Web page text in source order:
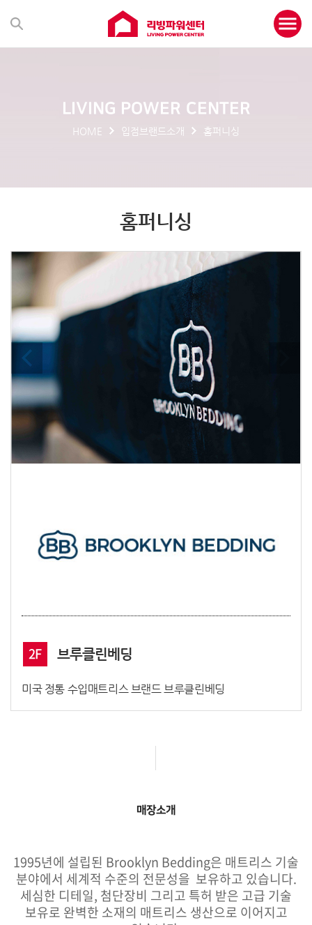
LIVING POWER CENTER
HOME 입점브랜드소개 홈퍼니싱
홈퍼니싱
2F 브루클린베딩
미국 정통 수입매트리스 브랜드 브루클린베딩
매장소개
1995년에 설립된 Brooklyn Bedding은 매트리스 기술
분야에서 세계적 수준의 전문성을 보유하고 있습니다.
세심한 디테일, 첨단장비 그리고 특허 받은 고급 기술
보유로 완벽한 소재의 매트리스 생산으로 이어지고